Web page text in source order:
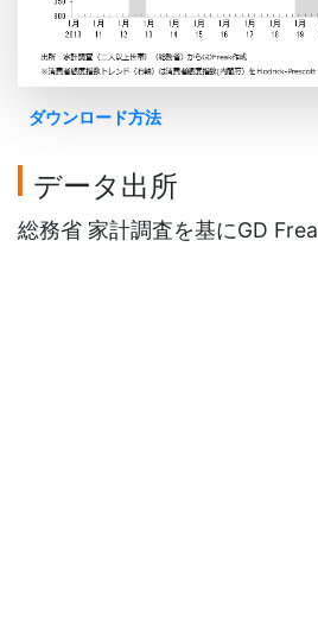
ダウンロード方法
データ出所
総務省 家計調査を基にGD